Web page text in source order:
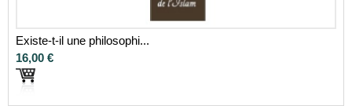
Existe-t-il une philosophi...
16,00 €